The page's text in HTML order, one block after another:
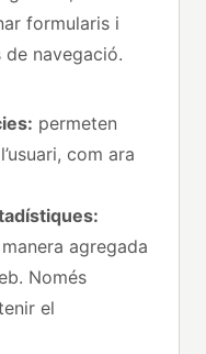
formularis i
navegació.
permeten
com ara
agregada
Només
el